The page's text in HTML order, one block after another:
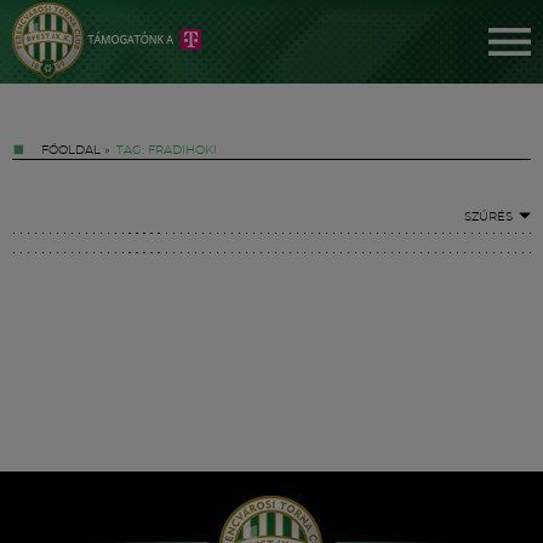
FŐOLDAL » TAG: FRADIHOKI
SZŰRÉS
Hírek